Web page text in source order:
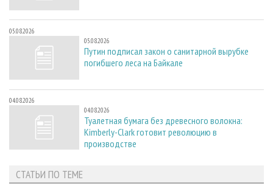
05.08.2026
05.08.2026
Путин подписал закон о санитарной вырубке
погибшего леса на Байкале
04.08.2026
04.08.2026
Туалетная бумага без древесного волокна:
Kimberly-Clark готовит революцию в
производстве
СТАТЬИ ПО ТЕМЕ